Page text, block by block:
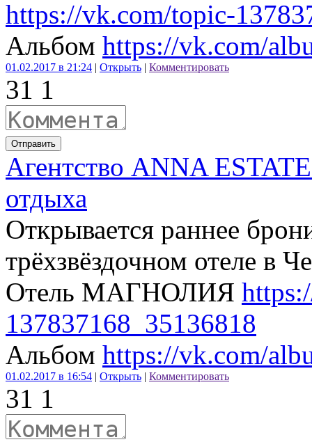
https://vk.com/topic-
Альбом https://vk.com/
01.02.2017 в 21:24 | Открыть | Комментировать
31 1
Отправить
Агентство ANNA
отдыха
Открывается раннее
трёхзвёздочном отеле в
Отель МАГНОЛИЯ
137837168_35136818
Альбом https://vk.com/
01.02.2017 в 16:54 | Открыть | Комментировать
31 1